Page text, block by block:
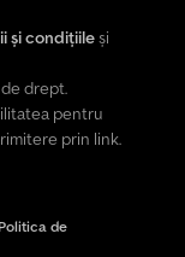
și condițiileși
drept.
pentru
prin link.
Politica de